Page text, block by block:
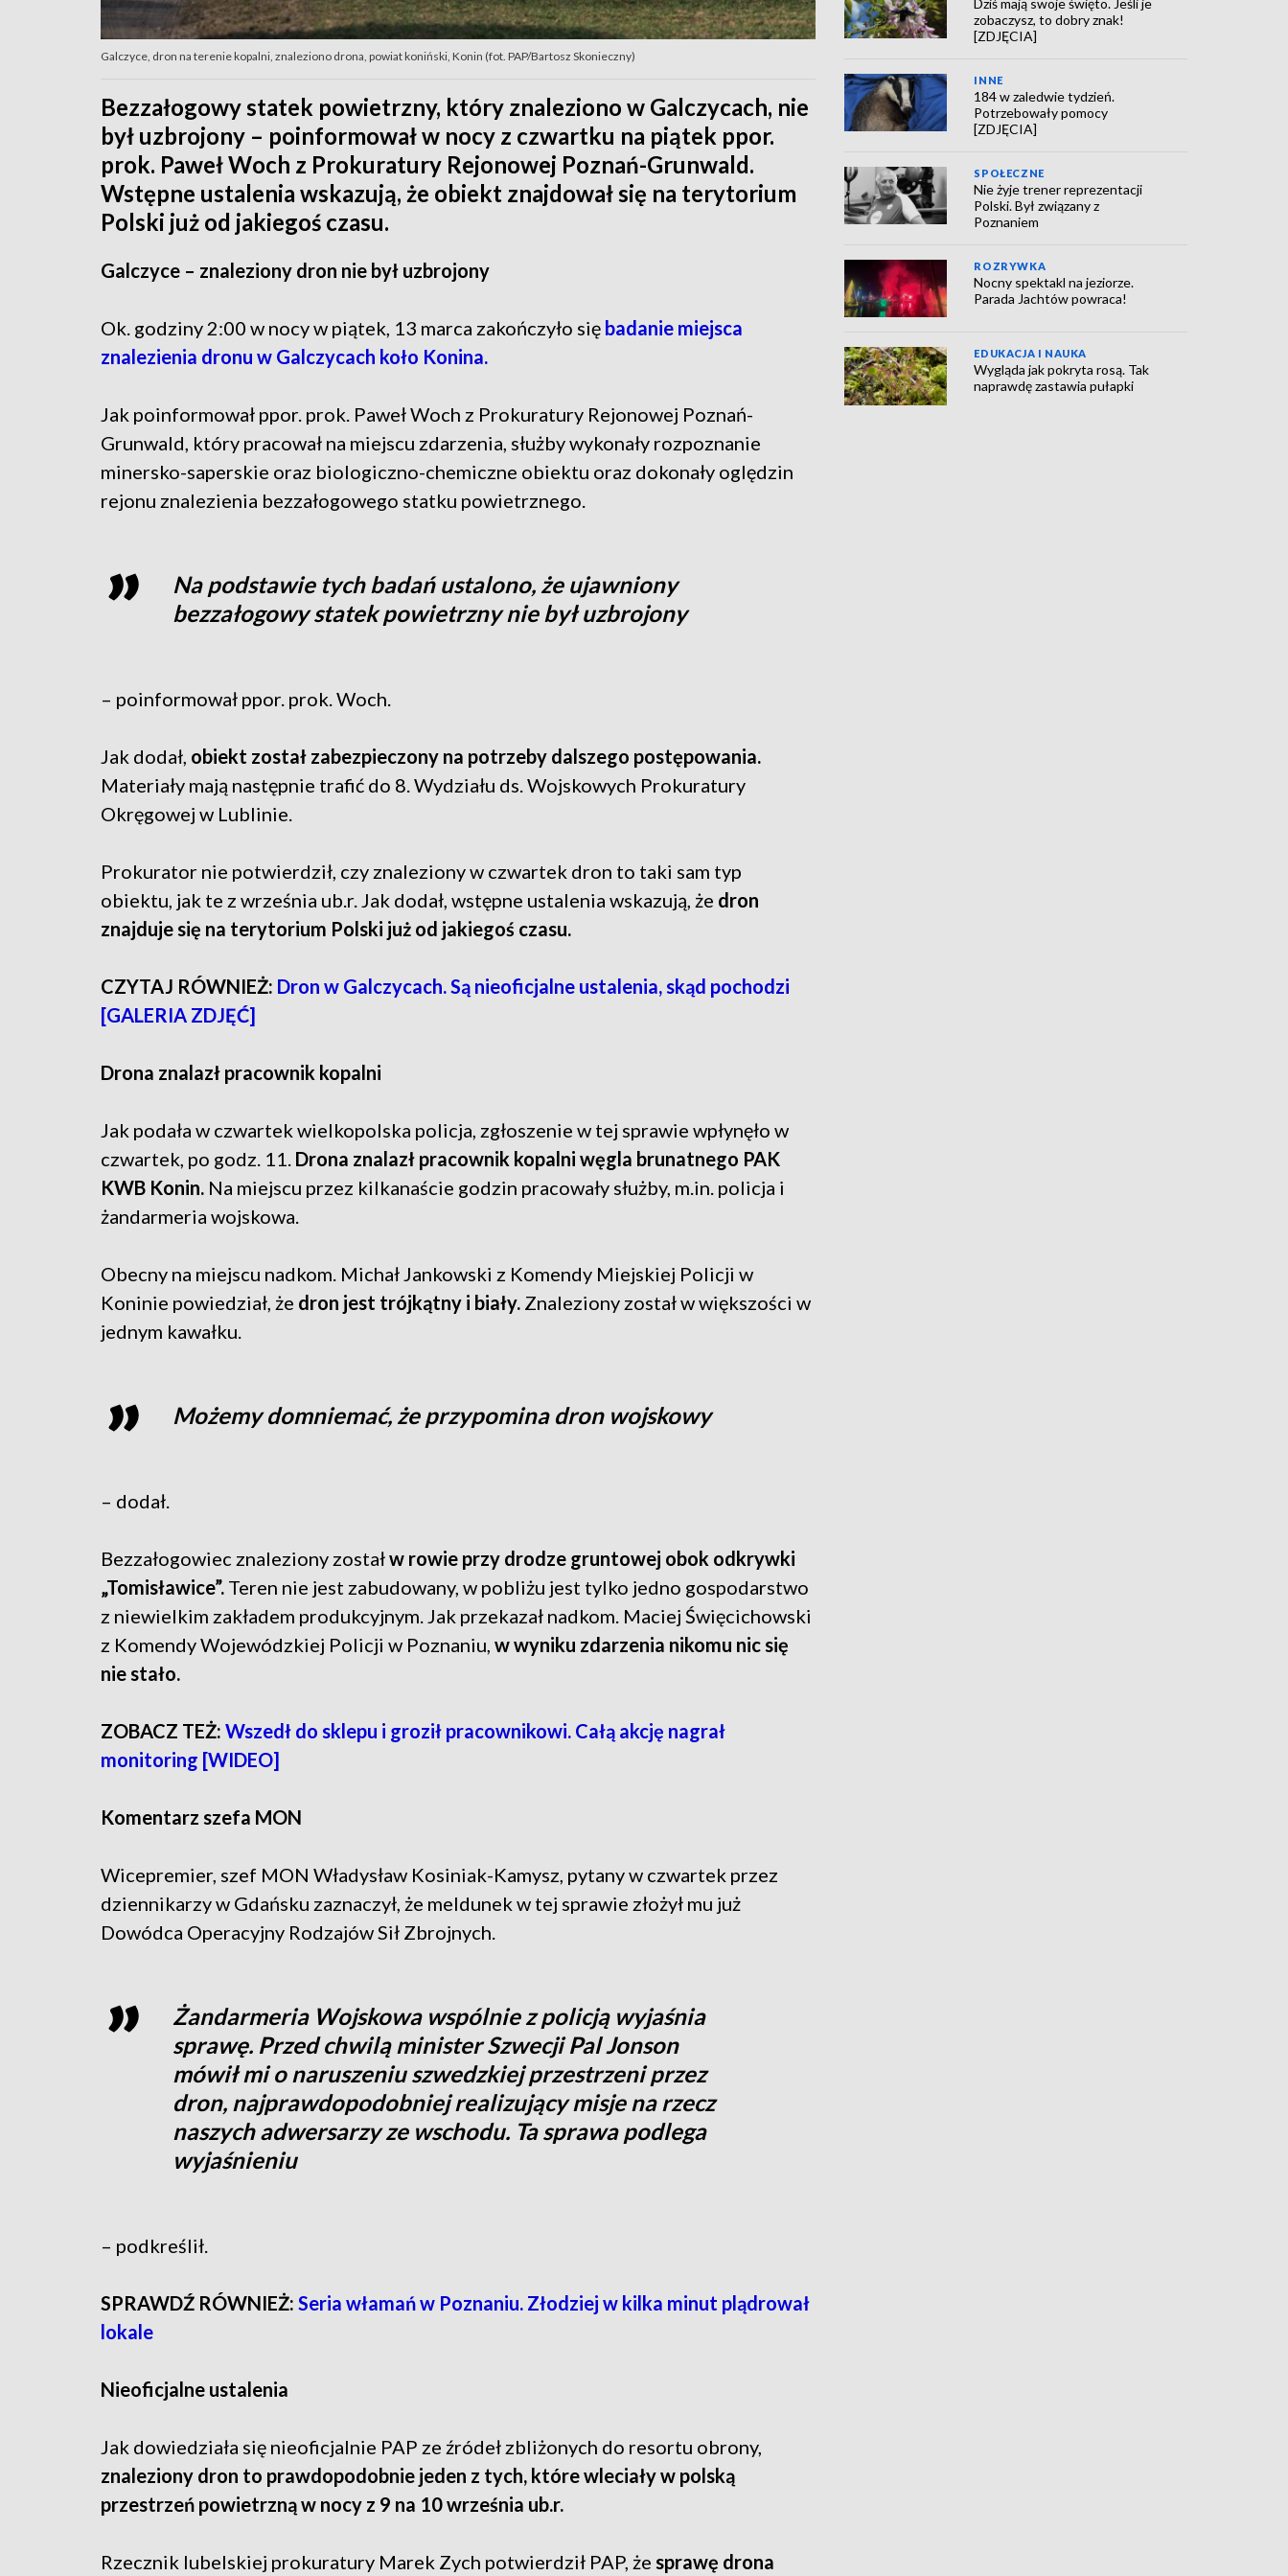
Galczyce, dron na terenie kopalni, znaleziono drona, powiat koniński, Konin (fot. PAP/Bartosz Skonieczny)
Bezzałogowy statek powietrzny, który znaleziono w Galczycach, nie
był uzbrojony – poinformował w nocy z czwartku na piątek ppor.
prok. Paweł Woch z Prokuratury Rejonowej Poznań-Grunwald.
Wstępne ustalenia wskazują, że obiekt znajdował się na terytorium
Polski już od jakiegoś czasu.
Galczyce – znaleziony dron nie był uzbrojony
Ok. godziny 2:00 w nocy w piątek, 13 marca zakończyło się badanie miejsca
znalezienia dronu w Galczycach koło Konina.
Jak poinformował ppor. prok. Paweł Woch z Prokuratury Rejonowej Poznań-
Grunwald, który pracował na miejscu zdarzenia, służby wykonały rozpoznanie
minersko-saperskie oraz biologiczno-chemiczne obiektu oraz dokonały oględzin
rejonu znalezienia bezzałogowego statku powietrznego.
Na podstawie tych badań ustalono, że ujawniony
bezzałogowy statek powietrzny nie był uzbrojony
– poinformował ppor. prok. Woch.
Jak dodał, obiekt został zabezpieczony na potrzeby dalszego postępowania.
Materiały mają następnie trafić do 8. Wydziału ds. Wojskowych Prokuratury
Okręgowej w Lublinie.
Prokurator nie potwierdził, czy znaleziony w czwartek dron to taki sam typ
obiektu, jak te z września ub.r. Jak dodał, wstępne ustalenia wskazują, że dron
znajduje się na terytorium Polski już od jakiegoś czasu.
CZYTAJ RÓWNIEŻ: Dron w Galczycach. Są nieoficjalne ustalenia, skąd pochodzi
[GALERIA ZDJĘĆ]
Drona znalazł pracownik kopalni
Jak podała w czwartek wielkopolska policja, zgłoszenie w tej sprawie wpłynęło w
czwartek, po godz. 11. Drona znalazł pracownik kopalni węgla brunatnego PAK
KWB Konin. Na miejscu przez kilkanaście godzin pracowały służby, m.in. policja i
żandarmeria wojskowa.
Obecny na miejscu nadkom. Michał Jankowski z Komendy Miejskiej Policji w
Koninie powiedział, że dron jest trójkątny i biały. Znaleziony został w większości w
jednym kawałku.
Możemy domniemać, że przypomina dron wojskowy
– dodał.
Bezzałogowiec znaleziony zostałw rowie przy drodze gruntowej obok odkrywki
„Tomisławice”. Teren nie jest zabudowany, w pobliżu jest tylko jedno gospodarstwo
z niewielkim zakładem produkcyjnym. Jak przekazał nadkom. Maciej Święcichowski
z Komendy Wojewódzkiej Policji w Poznaniu, w wyniku zdarzenia nikomu nic się
nie stało.
ZOBACZ TEŻ: Wszedł do sklepu i groził pracownikowi. Całą akcję nagrał
monitoring [WIDEO]
Komentarz szefa MON
Wicepremier, szef MON Władysław Kosiniak-Kamysz, pytany w czwartek przez
dziennikarzy w Gdańsku zaznaczył, że meldunek w tej sprawie złożył mu już
Dowódca Operacyjny Rodzajów Sił Zbrojnych.
Żandarmeria Wojskowa wspólnie z policją wyjaśnia
sprawę. Przed chwilą minister Szwecji Pal Jonson
mówił mi o naruszeniu szwedzkiej przestrzeni przez
dron, najprawdopodobniej realizujący misje na rzecz
naszych adwersarzy ze wschodu. Ta sprawa podlega
wyjaśnieniu
– podkreślił.
SPRAWDŹ RÓWNIEŻ: Seria włamań w Poznaniu. Złodziej w kilka minut plądrował
lokale
Nieoficjalne ustalenia
Jak dowiedziała się nieoficjalnie PAP ze źródeł zbliżonych do resortu obrony,
znaleziony dron to prawdopodobnie jeden z tych, które wleciały w polską
przestrzeń powietrzną w nocy z 9 na 10 września ub.r.
Rzecznik lubelskiej prokuratury Marek Zych potwierdził PAP, że sprawę drona
zobaczysz, to dobry znak!
[ZDJĘCIA]
INNE
184 w zaledwie tydzień.
Potrzebowały pomocy
[ZDJĘCIA]
SPOŁECZNE
Nie żyje trener reprezentacji
Polski. Był związany z
Poznaniem
ROZRYWKA
Nocny spektakl na jeziorze.
Parada Jachtów powraca!
EDUKACJA I NAUKA
Wygląda jak pokryta rosą. Tak
naprawdę zastawia pułapki